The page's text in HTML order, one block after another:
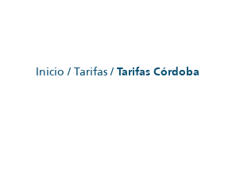
Inicio / Tarifas/ Tarifas Córdoba